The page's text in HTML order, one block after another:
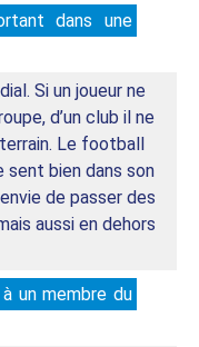
dans une
Si un joueur ne
d’un club il ne
Le football
sent bien dans son
de passer des
aussi en dehors
un membre du